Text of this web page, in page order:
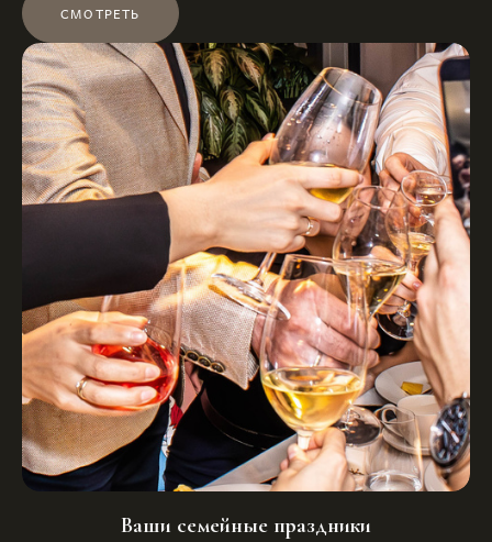
СМОТРЕТЬ
Ваши семейные праздники